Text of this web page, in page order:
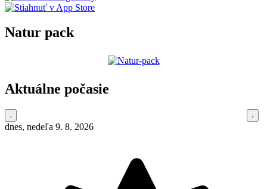
Natur pack
Aktuálne počasie
dnes, nedeľa 9. 8. 2026